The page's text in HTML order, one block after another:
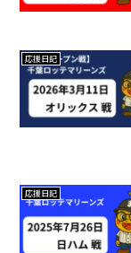
応援日記
応援日記